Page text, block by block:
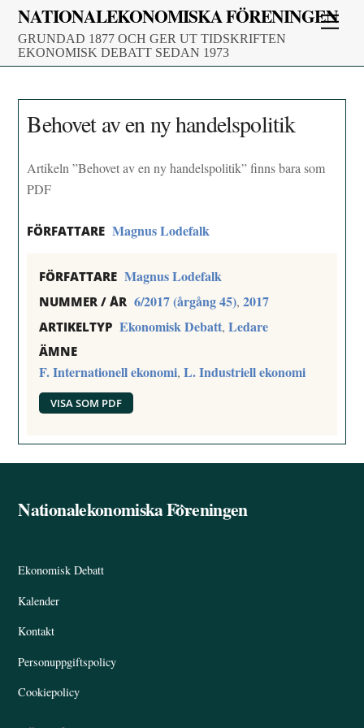
Skip
content
NATIONALEKONOMISKA FÖRENINGEN
GRUNDAD 1877 OCH GER UT TIDSKRIFTEN
EKONOMISK DEBATT SEDAN 1973
Behovet av en ny handelspolitik
Artikeln ”Behovet av en ny handelspolitik” finns bara som
PDF
FÖRFATTARE Magnus Lodefalk
FÖRFATTARE Magnus Lodefalk
NUMMER / ÅR 6/2017 (årgång 45),2017
ARTIKELTYP Ekonomisk Debatt,Ledare
ÄMNE
F. Internationell ekonomi,L. Industriell ekonomi
VISA SOM PDF
Back
Nationalekonomiska Föreningen
Ekonomisk Debatt
Kalender
Kontakt
Personuppgiftspolicy
Cookiepolicy